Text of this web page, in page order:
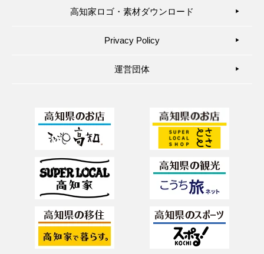
高知家ロゴ・素材ダウンロード ▶︎
Privacy Policy ▶︎
運営団体 ▶︎